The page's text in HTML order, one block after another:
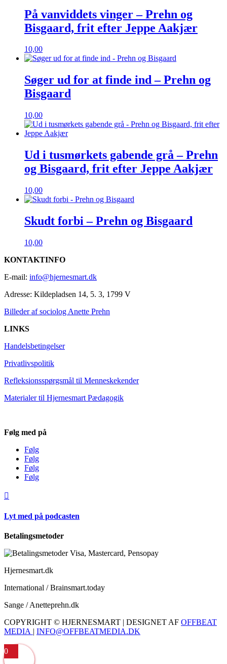
På vanviddets vinger – Prehn og
Bisgaard, frit efter Jeppe Aakjær
10,00
Søger ud for at finde ind – Prehn og
Bisgaard
10,00
Ud i tusmørkets gabende grå – Prehn
og Bisgaard, frit efter Jeppe Aakjær
10,00
Skudt forbi – Prehn og Bisgaard
10,00
KONTAKTINFO
E-mail: info@hjernesmart.dk
Adresse: Kildepladsen 14, 5. 3, 1799 V
Billeder af sociolog Anette Prehn
LINKS
Handelsbetingelser
Privatlivspolitik
Refleksionsspørgsmål til Menneskekender
Materialer til Hjernesmart Pædagogik
Følg med på
Følg
Følg
Følg
Følg

Lyt med på podcasten
Betalingsmetoder
Hjernesmart.dk
International / Brainsmart.today
Sange / Anetteprehn.dk
COPYRIGHT © HJERNESMART | DESIGNET AF OFFBEAT
MEDIA | INFO@OFFBEATMEDIA.DK
0